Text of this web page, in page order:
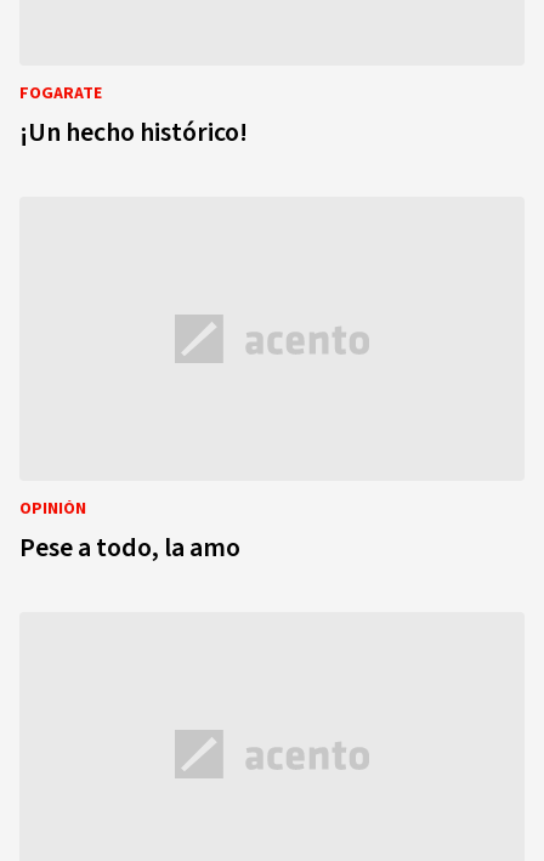
FOGARATE
¡Un hecho histórico!
OPINIÓN
Pese a todo, la amo